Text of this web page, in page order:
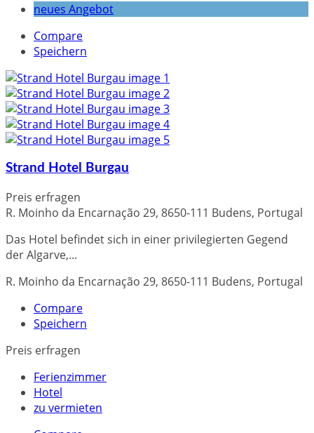
neues Angebot
Compare
Speichern
Strand Hotel Burgau
Preis erfragen
R. Moinho da Encarnação 29, 8650-111 Budens, Portugal
Das Hotel befindet sich in einer privilegierten Gegend
der Algarve,...
R. Moinho da Encarnação 29, 8650-111 Budens, Portugal
Compare
Speichern
Preis erfragen
Ferienzimmer
Hotel
zu vermieten